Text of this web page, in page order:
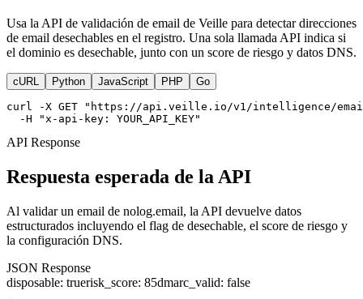
Usa la API de validación de email de Veille para detectar direcciones
de email desechables en el registro. Una sola llamada API indica si
el dominio es desechable, junto con un score de riesgo y datos DNS.
cURL Python JavaScript PHP Go
curl -X GET "https://api.veille.io/v1/intelligence/
  -H "x-api-key: YOUR_API_KEY"
API Response
Respuesta esperada de la API
Al validar un email de nolog.email, la API devuelve datos
estructurados incluyendo el flag de desechable, el score de riesgo y
la configuración DNS.
JSON Response
disposable: truerisk_score: 85dmarc_valid: false